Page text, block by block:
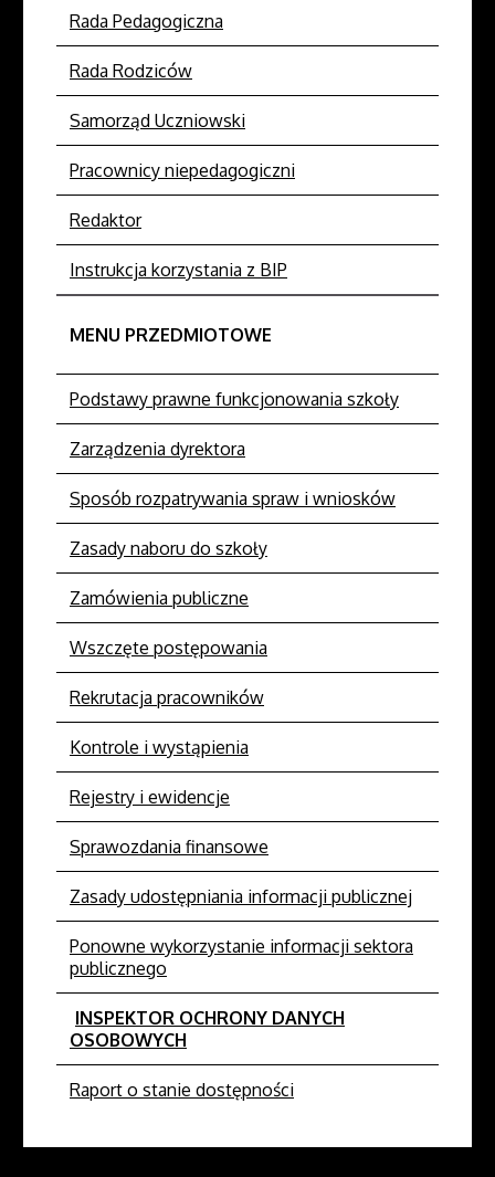
Artykuł
został
zmieniony.
niedziela,
08,
grudzień
2019
Super
Artykuł
został
niedziela,
grudzień
15:20
Rada Pedagogiczna
Rada Rodziców
Samorząd Uczniowski
Pracownicy niepedagogiczni
Redaktor
Instrukcja korzystania z BIP
MENU PRZEDMIOTOWE
Podstawy prawne funkcjonowania szkoły
Zarządzenia dyrektora
Sposób rozpatrywania spraw i wniosków
Zasady naboru do szkoły
Zamówienia publiczne
Wszczęte postępowania
Rekrutacja pracowników
Kontrole i wystąpienia
Rejestry i ewidencje
Sprawozdania finansowe
Zasady udostępniania informacji publicznej
Ponowne wykorzystanie informacji sektora
publicznego
INSPEKTOR OCHRONY DANYCH
OSOBOWYCH
Raport o stanie dostępności